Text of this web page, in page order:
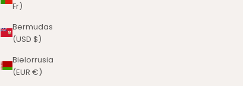
Fr)
Bermudas
(USD $)
Bielorrusia
(EUR €)